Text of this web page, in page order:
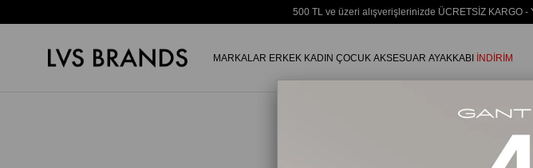
500 TL ve üzeri alışverişlerinizde ÜCRETSİZ KARGO
MARKALAR ERKEK KADIN ÇOCUK AKSESUAR AYAKKABI İNDİRİM